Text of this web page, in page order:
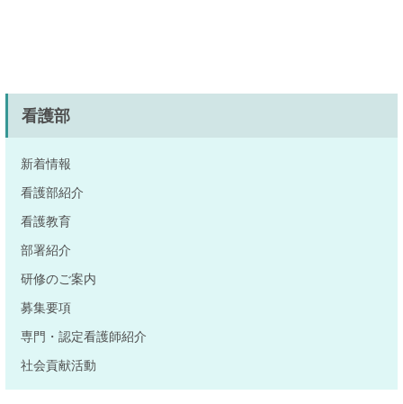
看護部
新着情報
看護部紹介
看護教育
部署紹介
研修のご案内
募集要項
専門・認定看護師紹介
社会貢献活動